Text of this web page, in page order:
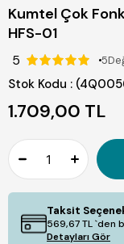
Kumtel Çok
HFS-01
5 5
Stok Kodu
1.709,00 TL
Taksit
569,67 TL`den
Detayları Gör